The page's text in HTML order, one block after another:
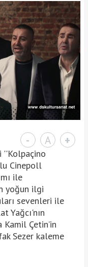
- A +
''Kolpaçino
Cinepoll
ile
yoğun ilgi
sevenleri ile
Yağcı'nın
Çetin’in
Sezer kaleme